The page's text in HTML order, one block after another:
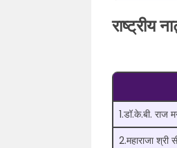
राष्ट्रीय
1.डॉ.के.बी. राज
2.महाराजा श्री